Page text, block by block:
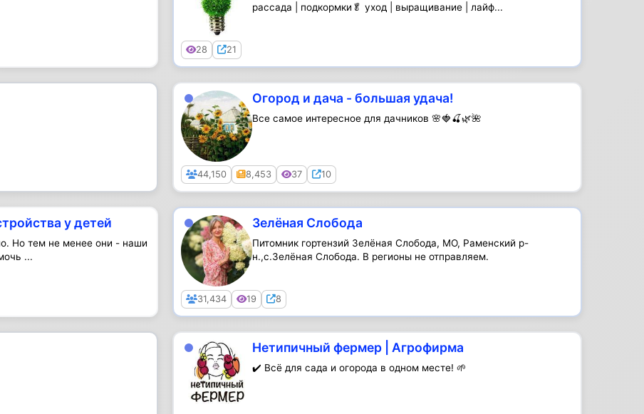
Public
рассада | подкормки🥬 уход | выращивание | лайф...
28 21
Public
Огород и дача - большая удача!
Все самое интересное для дачников 🌸🍓🍒🌿🌺
44,150 8,453 37 10
у детей
Но тем не менее они - наши
...
Public
Зелёная Слобода
Питомник гортензий Зелёная Слобода, МО, Раменский р-
н.,с.Зелёная Слобода. В регионы не отправляем.
31,434 19 8
Нетипичный фермер | Агрофирма
✔️ Всё для сада и огорода в одном месте! 🌱